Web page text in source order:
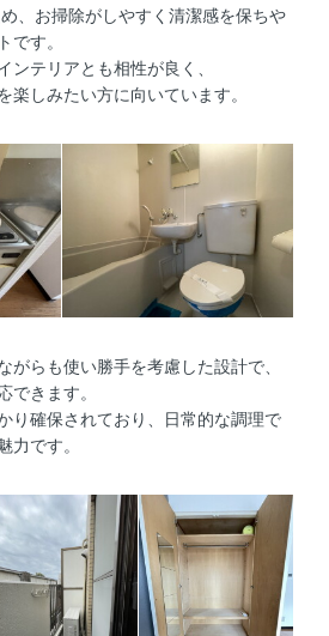
、お掃除がしやすく清潔感を保ちや
です。
ンテリアとも相性が良く、
楽しみたい方に向いています。
がらも使い勝手を考慮した設計で、
できます。
り確保されており、日常的な調理で
力です。